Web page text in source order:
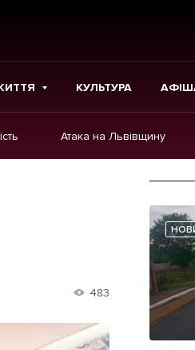
КУЛЬТУРА
Атака на Львівщину
483